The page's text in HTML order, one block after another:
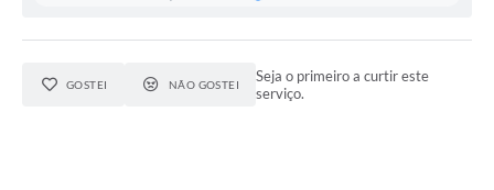
GOSTEI NÃO GOSTEI
Seja o primeiro a curtir este
serviço.